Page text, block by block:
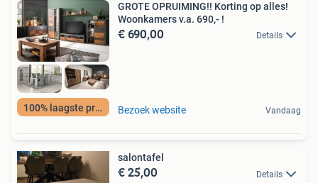
100% laagste prijs
GROTE OPRUIMING!! Korting op alles!
Woonkamers v.a. 690,- !
€ 690,00 Details
Bezoek website Vandaag
salontafel
€ 25,00 Details